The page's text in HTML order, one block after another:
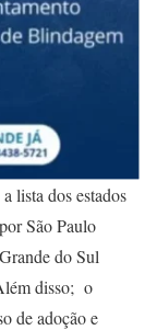
lista dos estados
São Paulo
do Sul
disso; o
de adoção e